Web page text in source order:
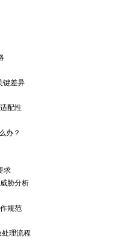
键差异
配性
办？
求
胁分析
规范
理流程